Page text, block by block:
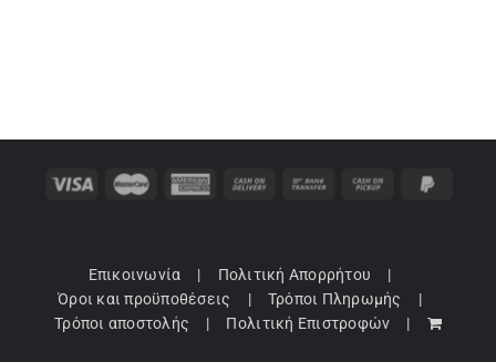
Επικοινωνία
Πολιτική Απορρήτου
Όροι και προϋποθέσεις
Τρόποι Πληρωμής
Τρόποι αποστολής
Πολιτική Επιστροφών